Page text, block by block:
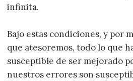
infinita.
Bajo estas condiciones, y por
que atesoremos, todo lo que
susceptible de ser mejorado
nuestros errores son